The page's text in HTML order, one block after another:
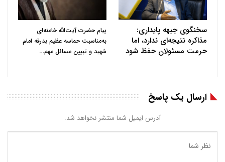
سخنگوی جبهه پایداری:
مذاکره نتیجه‌ای ندارد، اما
حرمت مسئولان حفظ شود
پیام حضرت آیت‌الله خامنه‌ای
به‌مناسبت حماسه عظیم بدرقه امام
شهید و تبیین مسائل مهم…
ارسال یک پاسخ
آدرس ایمیل شما منتشر نخواهد شد.